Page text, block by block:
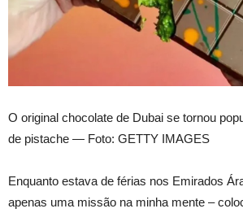
O original chocolate de Dubai se tornou
de pistache — Foto: GETTY IMAGES
Enquanto estava de férias nos Emirados
apenas uma missão na minha mente –